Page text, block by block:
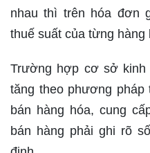
nhau thì trên hóa đơn
thuế suất của từng hàng
Trường hợp cơ sở kinh
tăng theo phương pháp
bán hàng hóa, cung
bán hàng phải ghi rõ